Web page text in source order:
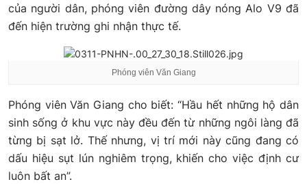
của người dân, phóng viên đường dây nóng Alo V9 đã
đến hiện trường ghi nhận thực tế.
Phóng viên Văn Giang
Phóng viên Văn Giang cho biết: “Hầu hết những hộ dân
sinh sống ở khu vực này đều đến từ những ngôi làng đã
từng bị sạt lở. Thế nhưng, vị trí mới này cũng đang có
dấu hiệu sụt lún nghiêm trọng, khiến cho việc định cư
luôn bất an”.